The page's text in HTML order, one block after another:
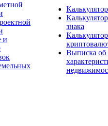
и
знака
Выписка об